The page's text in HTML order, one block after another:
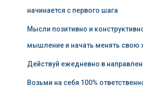
начинается с первого шага
Мысли позитивно и
мышление и начать менять свою
Действуй ежедневно в
Возьми на себя 100%